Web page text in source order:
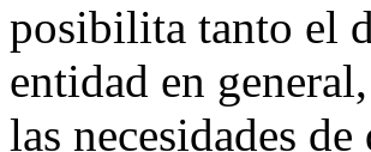
posibilita tanto el
entidad en
las necesidades